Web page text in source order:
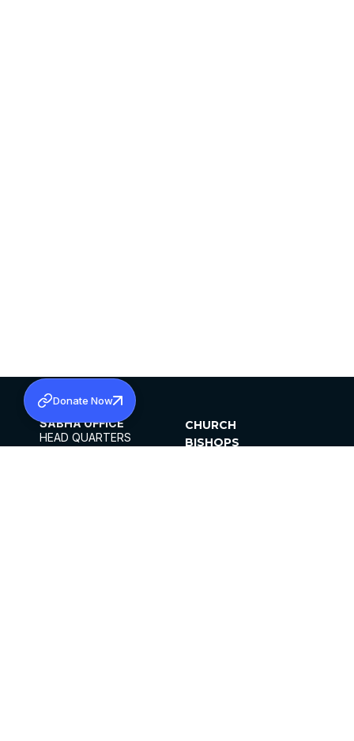
SABHA OFFICE
HEAD QUARTERS
CHURCH
BISHOPS
Donate Now